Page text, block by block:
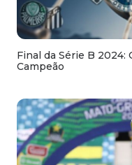
Final da Série B 2024:
Campeão